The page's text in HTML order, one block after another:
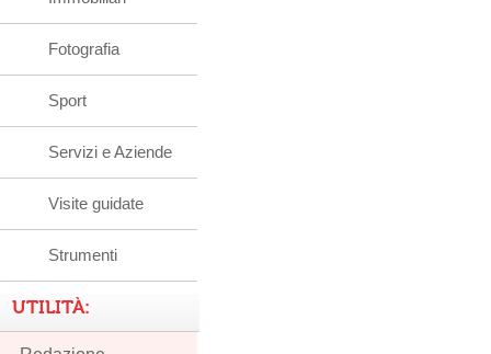
Fotografia
Sport
Servizi e Aziende
Visite guidate
Strumenti
UTILITÀ: